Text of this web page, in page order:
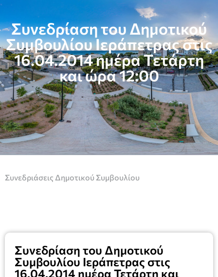
Συνεδρίαση του Δημοτικού
Συμβουλίου Ιεράπετρας στις
16.04.2014 ημέρα Τετάρτη
και ώρα 12:00
Συνεδριάσεις Δημοτικού Συμβουλίου
Συνεδρίαση του Δημοτικού
Συμβουλίου Ιεράπετρας στις
16.04.2014 ημέρα Τετάρτη και